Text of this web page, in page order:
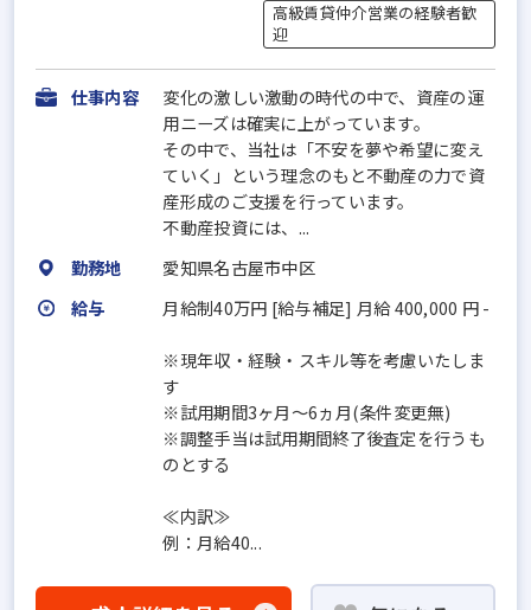
高級賃貸仲介営業の経験者歓
迎
仕事内容
変化の激しい激動の時代の中で、資産の運
用ニーズは確実に上がっています。
その中で、当社は「不安を夢や希望に変え
ていく」という理念のもと不動産の力で資
産形成のご支援を行っています。
不動産投資には、...
勤務地
愛知県名古屋市中区
給与
月給制40万円 [給与補足] 月給 400,000 円 -
※現年収・経験・スキル等を考慮いたしま
す
※試用期間3ヶ月〜6ヵ月(条件変更無)
※調整手当は試用期間終了後査定を行うも
のとする
≪内訳≫
例：月給40...